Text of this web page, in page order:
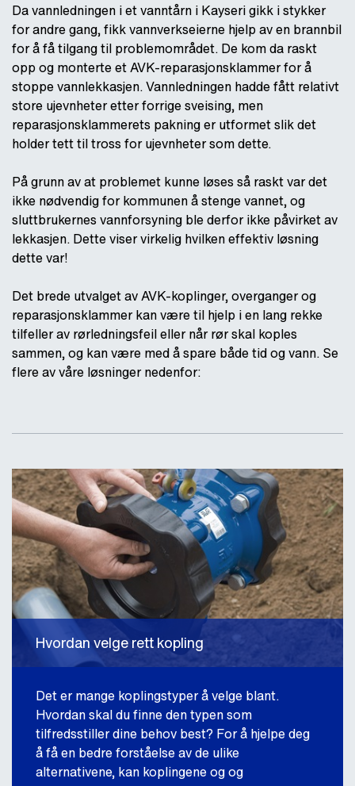
Da vannledningen i et vanntårn i Kayseri gikk i stykker
for andre gang, fikk vannverkseierne hjelp av en brannbil
for å få tilgang til problemområdet. De kom da raskt
opp og monterte et AVK-reparasjonsklammer for å
stoppe vannlekkasjen. Vannledningen hadde fått relativt
store ujevnheter etter forrige sveising, men
reparasjonsklammerets pakning er utformet slik det
holder tett til tross for ujevnheter som dette.
På grunn av at problemet kunne løses så raskt var det
ikke nødvendig for kommunen å stenge vannet, og
sluttbrukernes vannforsyning ble derfor ikke påvirket av
lekkasjen. Dette viser virkelig hvilken effektiv løsning
dette var!
Det brede utvalget av AVK-koplinger, overganger og
reparasjonsklammer kan være til hjelp i en lang rekke
tilfeller av rørledningsfeil eller når rør skal koples
sammen, og kan være med å spare både tid og vann. Se
flere av våre løsninger nedenfor:
Hvordan velge rett kopling
Det er mange koplingstyper å velge blant.
Hvordan skal du finne den typen som
tilfredsstiller dine behov best? For å hjelpe deg
å få en bedre forståelse av de ulike
alternativene, kan koplingene og og